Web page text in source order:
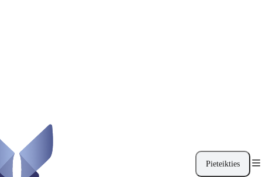
Pieteikties